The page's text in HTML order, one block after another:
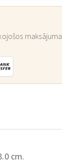
maksājuma
cm.